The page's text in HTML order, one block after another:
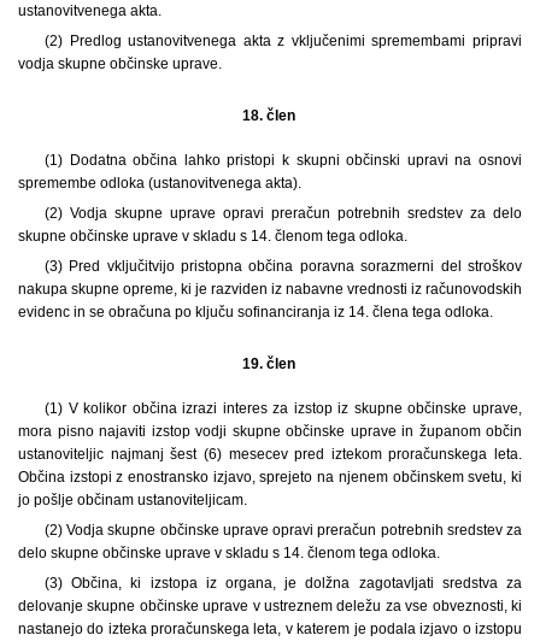
ustanovitvenega akta.
(2) Predlog ustanovitvenega akta z vključenimi spremembami pripravi
vodja skupne občinske uprave.
18. člen
(1) Dodatna občina lahko pristopi k skupni občinski upravi na osnovi
spremembe odloka (ustanovitvenega akta).
(2) Vodja skupne uprave opravi preračun potrebnih sredstev za delo
skupne občinske uprave v skladu s 14. členom tega odloka.
(3) Pred vključitvijo pristopna občina poravna sorazmerni del stroškov
nakupa skupne opreme, ki je razviden iz nabavne vrednosti iz računovodskih
evidenc in se obračuna po ključu sofinanciranja iz 14. člena tega odloka.
19. člen
(1) V kolikor občina izrazi interes za izstop iz skupne občinske uprave,
mora pisno najaviti izstop vodji skupne občinske uprave in županom občin
ustanoviteljic najmanj šest (6) mesecev pred iztekom proračunskega leta.
Občina izstopi z enostransko izjavo, sprejeto na njenem občinskem svetu, ki
jo pošlje občinam ustanoviteljicam.
(2) Vodja skupne občinske uprave opravi preračun potrebnih sredstev za
delo skupne občinske uprave v skladu s 14. členom tega odloka.
(3) Občina, ki izstopa iz organa, je dolžna zagotavljati sredstva za
delovanje skupne občinske uprave v ustreznem deležu za vse obveznosti, ki
nastanejo do izteka proračunskega leta, v katerem je podala izjavo o izstopu